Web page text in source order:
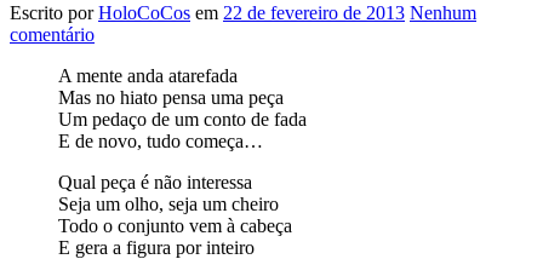
Escrito porHoloCoCos em 22 de fevereiro de 2013 Nenhum
comentário
A mente anda atarefada
Mas no hiato pensa uma peça
Um pedaço de um conto de fada
E de novo, tudo começa…
Qual peça é não interessa
Seja um olho, seja um cheiro
Todo o conjunto vem à cabeça
E gera a figura por inteiro